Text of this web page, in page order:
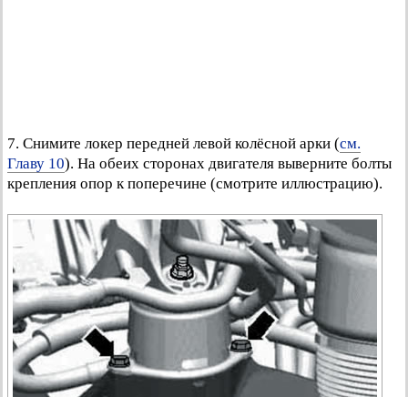
7. Снимите локер передней левой колёсной арки (см.
Главу 10). На обеих сторонах двигателя выверните болты
крепления опор к поперечине (смотрите иллюстрацию).